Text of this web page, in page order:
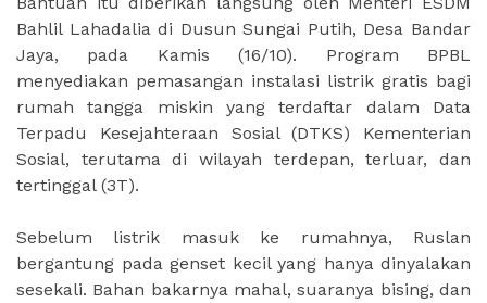
Bahlil Lahadalia di Dusun Sungai Putih, Desa Bandar
Jaya, pada Kamis (16/10). Program BPBL
menyediakan pemasangan instalasi listrik gratis bagi
rumah tangga miskin yang terdaftar dalam Data
Terpadu Kesejahteraan Sosial (DTKS) Kementerian
Sosial, terutama di wilayah terdepan, terluar, dan
tertinggal (3T).
Sebelum listrik masuk ke rumahnya, Ruslan
bergantung pada genset kecil yang hanya dinyalakan
sesekali. Bahan bakarnya mahal, suaranya bising, dan